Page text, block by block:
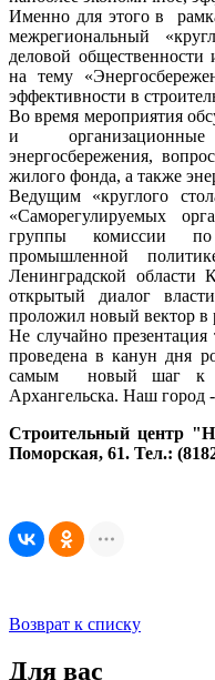
Именно для этого в
межрегиональный
деловой общественности
на тему
эффективности в
Во время мероприятия
и
энергосбережения,
жилого фонда, а также
Ведущим «круглого
«Саморегулируемых
группы комиссии
промышленной
Ленинградской области
открытый диалог
проложил новый вектор в
Не случайно презентация
проведена в канун дня
самым новый шаг к
Архангельска. Наш город
Строительный центр
Поморская, 61. Тел.:
Возврат к списку
Для вас